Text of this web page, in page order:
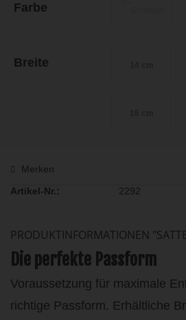
Farbe
Breite
Merken
Artikel-Nr.:
2292
PRODUKTINFORMATIONEN
Die perfekte Passform
Voraussetzung für maximale
richtige Passform. Erhältliche